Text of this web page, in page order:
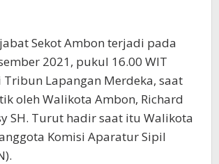
Sekot Ambon terjadi pada
2021, pukul 16.00 WIT
Lapangan Merdeka, saat
oleh Walikota Ambon, Richard
SH. Turut hadir saat itu Walikota
Komisi Aparatur Sipil